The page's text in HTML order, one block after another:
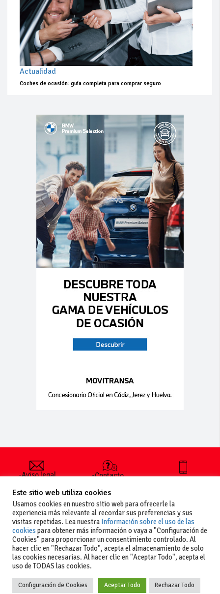
Actualidad
Coches de ocasión: guía completa para comprar seguro
-Aviso legal
generales
de uso
-Política de
privacidad
-Política de
cookies
-Contacto
publicar un
anuncio
-Vende+
+34 627 35
Este sitio web utiliza cookies
Usamos cookies en nuestro sitio web para ofrecerle la
experiencia más relevante al recordar sus preferencias y sus
visitas repetidas. Lea nuestra Información sobre el uso de las
cookies para obtener más información o vaya a "Configuración de
Cookies" para proporcionar un consentimiento controlado. Al
hacer clic en "Rechazar Todo", acepta el almacenamiento de solo
las cookies necesarias. Al hacer clic en "Aceptar Todo", acepta el
uso de TODAS las cookies.
Configuración de Cookies Aceptar Todo Rechazar Todo